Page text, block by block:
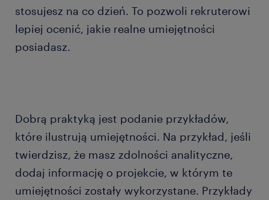
stosujesz na co dzień. To pozwoli rekruterowi
lepiej ocenić, jakie realne umiejętności
posiadasz.
Dobrą praktyką jest podanie przykładów,
które ilustrują umiejętności. Na przykład, jeśli
twierdzisz, że masz zdolności analityczne,
dodaj informację o projekcie, w którym te
umiejętności zostały wykorzystane. Przykłady